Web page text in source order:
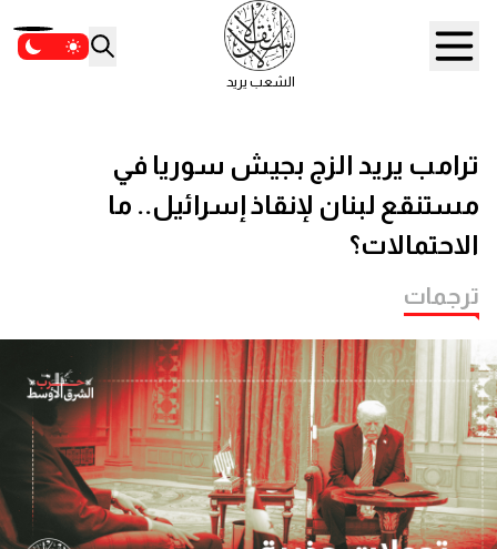
الشعب يريد
ترامب يريد الزج بجيش سوريا في
مستنقع لبنان لإنقاذ إسرائيل.. ما
الاحتمالات؟
ترجمات